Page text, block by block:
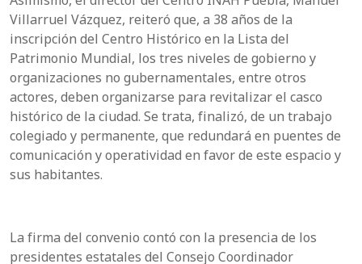
Villarruel Vázquez, reiteró que, a 38 años de la
inscripción del Centro Histórico en la Lista del
Patrimonio Mundial, los tres niveles de gobierno y
organizaciones no gubernamentales, entre otros
actores, deben organizarse para revitalizar el casco
histórico de la ciudad. Se trata, finalizó, de un trabajo
colegiado y permanente, que redundará en puentes de
comunicación y operatividad en favor de este espacio y
sus habitantes.
La firma del convenio contó con la presencia de los
presidentes estatales del Consejo Coordinador